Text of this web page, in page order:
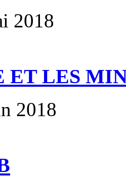
2018
ET LES
2018